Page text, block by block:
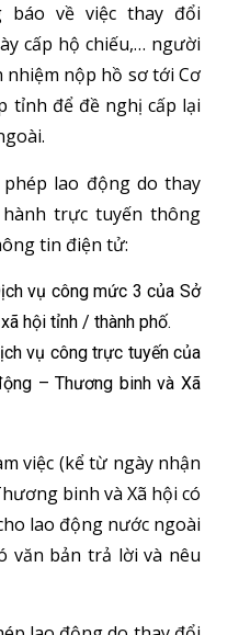
báo về việc thay đổi
cấp hộ chiếu,… người
nộp hồ sơ tới Cơ
tỉnh để đề nghị cấp lại
lao động do thay
trực tuyến thông
tin điện tử:
vụ công mức 3 của Sở
hội tỉnh / thành phố.
vụ công trực tuyến của
– Thương binh và Xã
việc (kể từ ngày nhận
binh và Xã hội có
lao động nước ngoài
văn bản trả lời và nêu